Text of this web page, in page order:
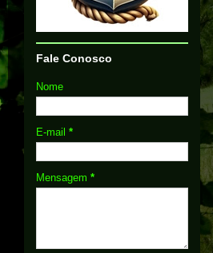
Fale Conosco
Nome
E-mail *
Mensagem *